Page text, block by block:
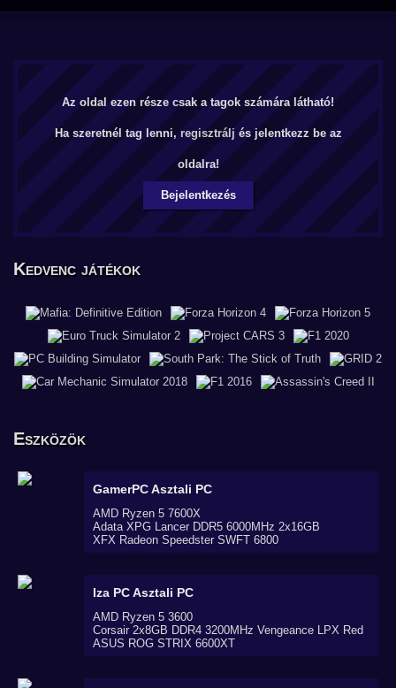
Az oldal ezen része csak a tagok számára látható!
Ha szeretnél tag lenni, regisztrálj és jelentkezz be az
oldalra!
Bejelentkezés
Kedvenc játékok
Eszközök
GamerPCAsztali PC
AMD Ryzen 5 7600X
Adata XPG Lancer DDR5 6000MHz 2x16GB
XFX Radeon Speedster SWFT 6800
Iza PCAsztali PC
AMD Ryzen 5 3600
Corsair 2x8GB DDR4 3200MHz Vengeance LPX Red
ASUS ROG STRIX 6600XT